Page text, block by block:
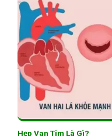
Hẹp Van Tim Là Gì?